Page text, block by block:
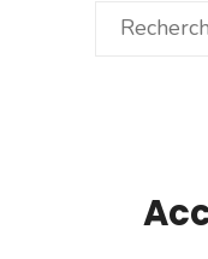
Rechercher